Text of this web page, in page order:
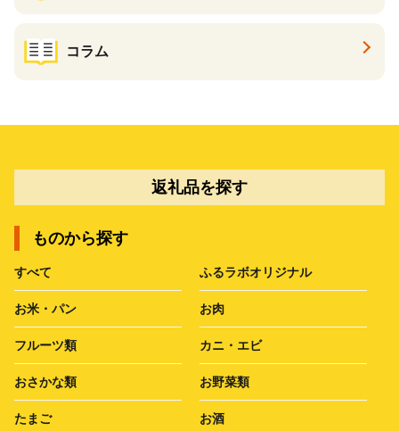
コラム
返礼品を探す
ものから探す
すべて ふるラボオリジナル
お米・パン お肉
フルーツ類 カニ・エビ
おさかな類 お野菜類
たまご お酒